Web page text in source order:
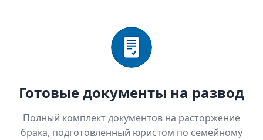
Готовые документы на развод
Полный комплект документов на расторжение
брака, подготовленный юристом по семейному